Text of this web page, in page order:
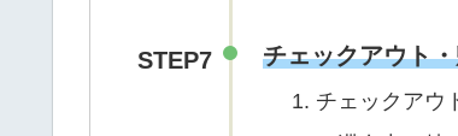
STEP7 チェックアウト
チェックアウ